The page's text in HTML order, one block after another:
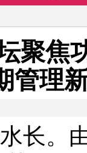
聚焦
管理
长。